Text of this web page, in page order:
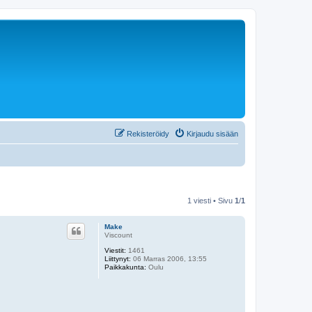
Kirjaudu sisään
Rekisteröidy
1 viesti • Sivu 1/1
Make
Viscount
Viestit: 1461
Liittynyt: 06 Marras 2006, 13:55
Paikkakunta: Oulu